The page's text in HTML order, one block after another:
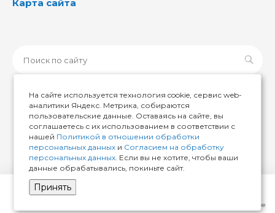
Сравнение
Карта сайта
© 2026 ИМИР174, Все права защищены
На сайте используется технология cookie, сервис web-
аналитики Яндекс. Метрика, собираются
пользовательские данные. Оставаясь на сайте, вы
соглашаетесь с их использованием в соответствии с
нашей Политикой в отношении обработки
персональных данных и Согласием на обработку
персональных данных. Если вы не хотите, чтобы ваши
данные обрабатывались, покиньте сайт.
Принять